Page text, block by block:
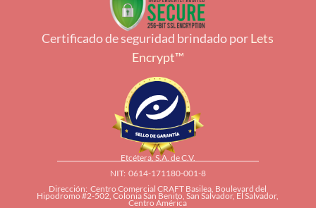
Certificado de seguridad brindado porLets
Encrypt™
Etcétera, S.A. de C.V.
NIT: 0614-171180-001-8
Dirección: Centro Comercial CRAFT Basilea, Boulevard del
Hipodromo #2-502, Colonia San Benito, San Salvador, El Salvador,
Centro América